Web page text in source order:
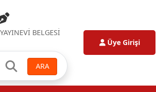
BELGESİ
ARA
Üye Girişi